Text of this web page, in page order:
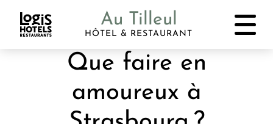
Au Tilleul
HÔTEL & RESTAURANT
Que faire en
amoureux à